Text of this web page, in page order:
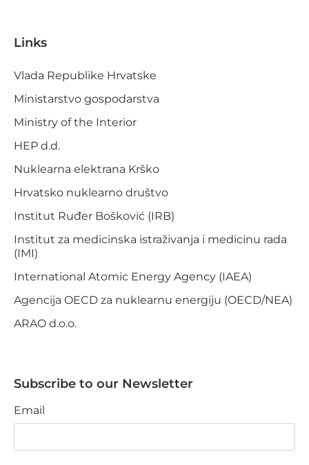
Links
Vlada Republike Hrvatske
Ministarstvo gospodarstva
Ministry of the Interior
HEP d.d.
Nuklearna elektrana Krško
Hrvatsko nuklearno društvo
Institut Ruđer Bošković (IRB)
Institut za medicinska istraživanja i medicinu rada
(IMI)
International Atomic Energy Agency (IAEA)
Agencija OECD za nuklearnu energiju (OECD/NEA)
ARAO d.o.o.
Subscribe to our Newsletter
Email